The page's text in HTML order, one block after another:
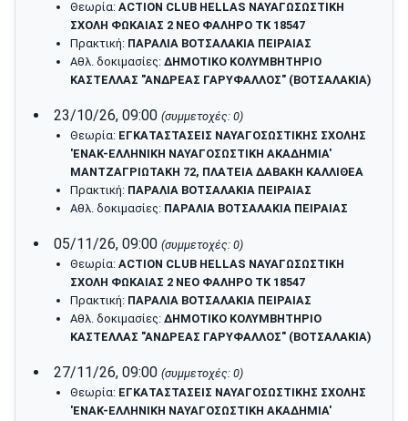
Θεωρία: ACTION CLUB HELLAS ΝΑΥΑΓΩΣΩΣΤΙΚΗ
ΣΧΟΛΗ ΦΩΚΑΙΑΣ 2 ΝΕΟ ΦΑΛΗΡΟ ΤΚ 18547
Πρακτική: ΠΑΡΑΛΙΑ ΒΟΤΣΑΛΑΚΙΑ ΠΕΙΡΑΙΑΣ
Αθλ. δοκιμασίες: ΔΗΜΟΤΙΚΟ ΚΟΛΥΜΒΗΤΗΡΙΟ
ΚΑΣΤΕΛΛΑΣ "ΑΝΔΡΕΑΣ ΓΑΡΥΦΑΛΛΟΣ" (ΒΟΤΣΑΛΑΚΙΑ)
23/10/26, 09:00 (συμμετοχές: 0)
Θεωρία: ΕΓΚΑΤΑΣΤΑΣΕΙΣ ΝΑΥΑΓΟΣΩΣΤΙΚΗΣ ΣΧΟΛΗΣ
'ΕΝΑΚ-ΕΛΛΗΝΙΚΗ ΝΑΥΑΓΟΣΩΣΤΙΚΗ ΑΚΑΔΗΜΙΑ'
ΜΑΝΤΖΑΓΡΙΩΤΑΚΗ 72, ΠΛΑΤΕΙΑ ΔΑΒΑΚΗ ΚΑΛΛΙΘΕΑ
Πρακτική: ΠΑΡΑΛΙΑ ΒΟΤΣΑΛΑΚΙΑ ΠΕΙΡΑΙΑΣ
Αθλ. δοκιμασίες: ΠΑΡΑΛΙΑ ΒΟΤΣΑΛΑΚΙΑ ΠΕΙΡΑΙΑΣ
05/11/26, 09:00 (συμμετοχές: 0)
Θεωρία: ACTION CLUB HELLAS ΝΑΥΑΓΩΣΩΣΤΙΚΗ
ΣΧΟΛΗ ΦΩΚΑΙΑΣ 2 ΝΕΟ ΦΑΛΗΡΟ ΤΚ 18547
Πρακτική: ΠΑΡΑΛΙΑ ΒΟΤΣΑΛΑΚΙΑ ΠΕΙΡΑΙΑΣ
Αθλ. δοκιμασίες: ΔΗΜΟΤΙΚΟ ΚΟΛΥΜΒΗΤΗΡΙΟ
ΚΑΣΤΕΛΛΑΣ "ΑΝΔΡΕΑΣ ΓΑΡΥΦΑΛΛΟΣ" (ΒΟΤΣΑΛΑΚΙΑ)
27/11/26, 09:00 (συμμετοχές: 0)
Θεωρία: ΕΓΚΑΤΑΣΤΑΣΕΙΣ ΝΑΥΑΓΟΣΩΣΤΙΚΗΣ ΣΧΟΛΗΣ
'ΕΝΑΚ-ΕΛΛΗΝΙΚΗ ΝΑΥΑΓΟΣΩΣΤΙΚΗ ΑΚΑΔΗΜΙΑ'